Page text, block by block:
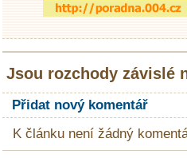
Jsou rozchody závislé
Přidat nový komentář
K článku není žádný